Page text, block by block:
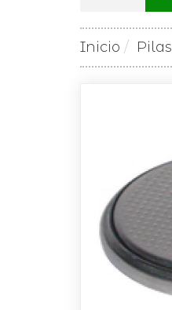
Inicio Pilas